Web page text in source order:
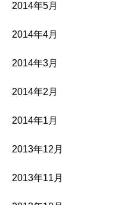
2014年5月
2014年4月
2014年3月
2014年2月
2014年1月
2013年12月
2013年11月